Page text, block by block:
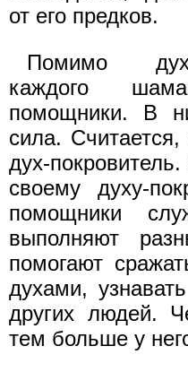
от его предков.
Помимо
каждого
помощники. В
сила.
дух-
своему духу-
помощники
выполняют
помогают
духами,
других людей.
тем больше у